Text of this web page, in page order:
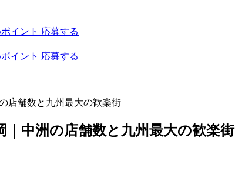
イント 応募する
イント 応募する
店舗数と九州最大の歓楽街
中洲の店舗数と九州最大の歓楽街